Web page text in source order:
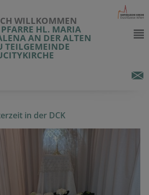
WILLKOMMEN
HL. MARIA
AN DER ALTEN
TEILGEMEINDE
in der DCK